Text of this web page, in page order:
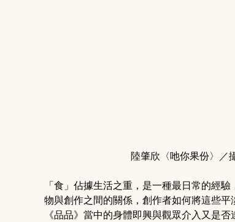
陸肇欣〈吔你果份〉／
「食」佔據生活之重，是一種最日常的經
物與創作之間的關係，創作者如何將這些
《品品》當中的身體即興與觀眾介入又是否